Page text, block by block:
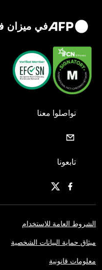
في ميزان
تواصلوا معنا
تابعونا
الشروط العامة للاستخدام
ميثاق حماية البيانات الشخصية
معلومات قانونية